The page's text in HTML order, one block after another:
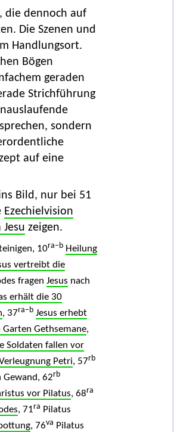
die dennoch auf
Die Szenen und
Handlungsort.
Bögen
geraden
Strichführung
sondern
auf eine
Bild, nur bei 51
Ezechielvision
zeigen.
10ra–b Heilung
vertreibt die
fragen Jesus nach
erhält die 30
, 37ra–b Jesus erhebt
Gethsemane,
Soldaten fallen vor
Petri, 57rb
Gewand, 62rb
vor Pilatus, 68ra
, 71ra Pilatus
, 76va Pilatus